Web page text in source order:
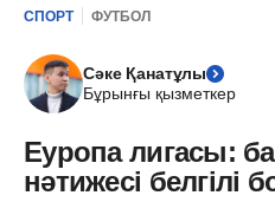
СПОРТ ФУТБОЛ
Сәке Қанатұлы
Бұрынғы қызметкер
Еуропа лигасы:
нәтижесі белгілі